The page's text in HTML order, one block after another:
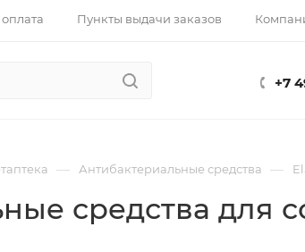
Пункты выдачи заказов
+7
— Антибактериальные средства —
средства для